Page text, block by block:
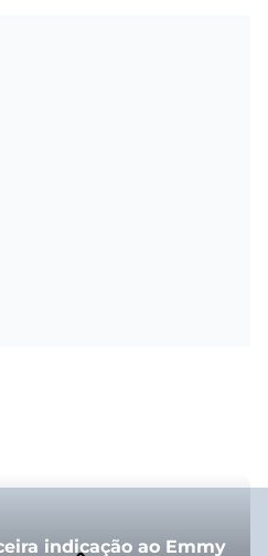
indicação ao Emmy